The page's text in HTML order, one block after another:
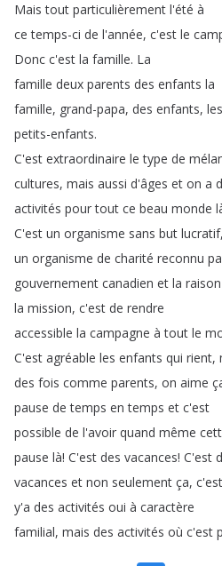
Mais tout particulièrement l'été à
ce temps-ci de l'année, c'est le
Donc c'est la famille. La
famille deux parents des enfants la
famille, grand-papa, des enfants, les
petits-enfants.
C'est extraordinaire le type de
cultures, mais aussi d'âges et on a
activités pour tout ce beau monde
C'est un organisme sans but lucratif,
un organisme de charité reconnu
gouvernement canadien et la raison
la mission, c'est de rendre
accessible la campagne à tout le
C'est agréable les enfants qui rient,
des fois comme parents, on aime
pause de temps en temps et c'est
possible de l'avoir quand même
pause là! C'est des vacances! C'est
vacances et non seulement ça, c'est
y'a des activités oui à caractère
familial, mais des activités où c'est